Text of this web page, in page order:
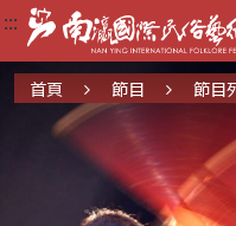
:::
:::
:::
首頁 節目 節目